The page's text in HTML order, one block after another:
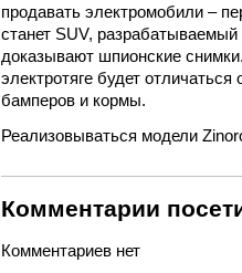
продавать электромобили –
станет SUV,
доказывают шпионские
электротяге будет
бамперов и кормы.
Реализовываться модели
Комментарии
Комментариев нет